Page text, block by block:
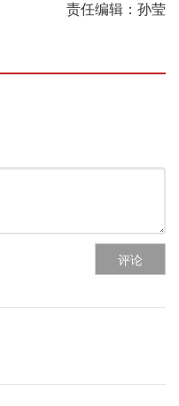
责任编辑：孙莹
评论